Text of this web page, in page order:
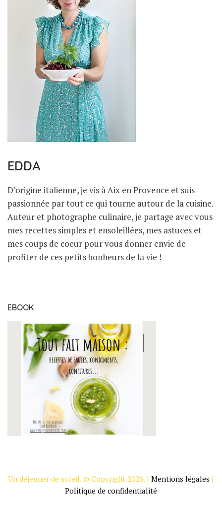
EDDA
D’origine italienne, je vis à Aix en Provence et suis
passionnée par tout ce qui tourne autour de la cuisine.
Auteur et photographe culinaire, je partage avec vous
mes recettes simples et ensoleillées, mes astuces et
mes coups de coeur pour vous donner envie de
profiter de ces petits bonheurs de la vie !
EBOOK
Un déjeuner de soleil. © Copyright 2026. | Mentions légales |
Politique de confidentialité